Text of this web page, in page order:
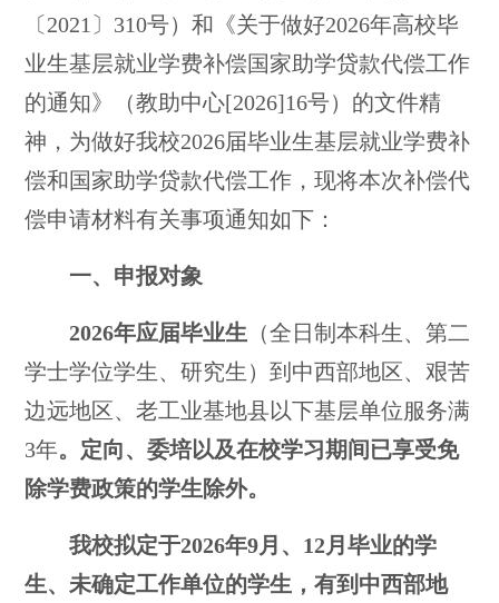
〔2021〕310号）和《关于做好2026年高校毕
业生基层就业学费补偿国家助学贷款代偿工作
的通知》（教助中心[2026]16号）的文件精
神，为做好我校2026届毕业生基层就业学费补
偿和国家助学贷款代偿工作，现将本次补偿代
偿申请材料有关事项通知如下：
一、申报对象
2026年应届毕业生（全日制本科生、第二
学士学位学生、研究生）到中西部地区、艰苦
边远地区、老工业基地县以下基层单位服务满
3年。定向、委培以及在校学习期间已享受免
除学费政策的学生除外。
我校拟定于2026年9月、12月毕业的学
生、未确定工作单位的学生，有到中西部地